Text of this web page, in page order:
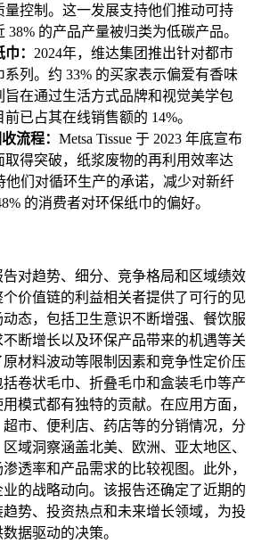
量控制。这一发展支持他们推动可持
的产品产量被归类为低碳产品。
： 2024年，维达集团推出针对都市
列。约 33% 的买家表示偏爱有香味
旨在通过生活方式品牌和视觉美学包
已占其在线销售额的 14%。
流程： Metsa Tissue 于 2023 年底宣布
得突破，纸浆废物的再利用效率达
他们对循环生产的承诺，减少对新纤
的消费者对环保纸巾的偏好。
对趋势、细分、竞争格局和区域绩效
价值链的利益相关者提供了可行的见
态，包括卫生意识不断增强、餐饮服
断增长以及环保产品带来的机遇等关
材料波动等限制因素和竞争性定价压
卷状毛巾、折叠毛巾和盒装毛巾等产
模式都有独特的贡献。在应用方面，
市、便利店、药店等的分销情况，分
域洞察涵盖北美、欧洲、亚太地区、
透率和产品需求的比较视图。此外，
的战略动向。该报告还确定了近期的
势、投资热点和未来增长领域，为投
据驱动的决策。